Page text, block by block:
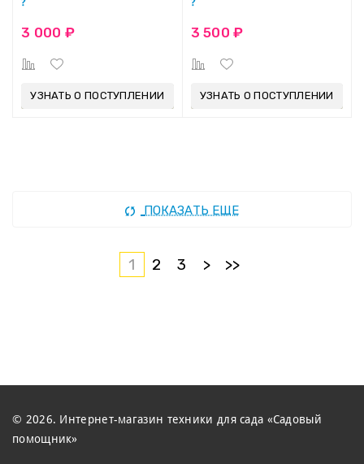
3 000 ₽
УЗНАТЬ О ПОСТУПЛЕНИИ
3 500 ₽
УЗНАТЬ О ПОСТУПЛЕНИИ
ПОКАЗАТЬ ЕЩЕ
1 2 3 > >>
© 2026. Интернет-магазин техники для сада «Садовый
помощник»